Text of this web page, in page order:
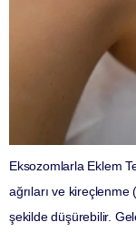
Eksozomlarla Eklem
ağrıları ve
şekilde düşürebilir.